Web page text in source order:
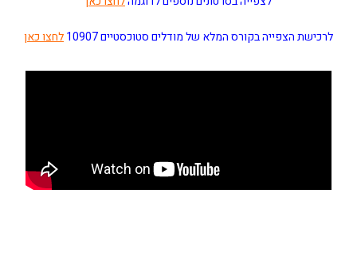
לרכישת הצפייה בקורס המלא של מודלים סטוכסטיים 10907 לחצו כאן